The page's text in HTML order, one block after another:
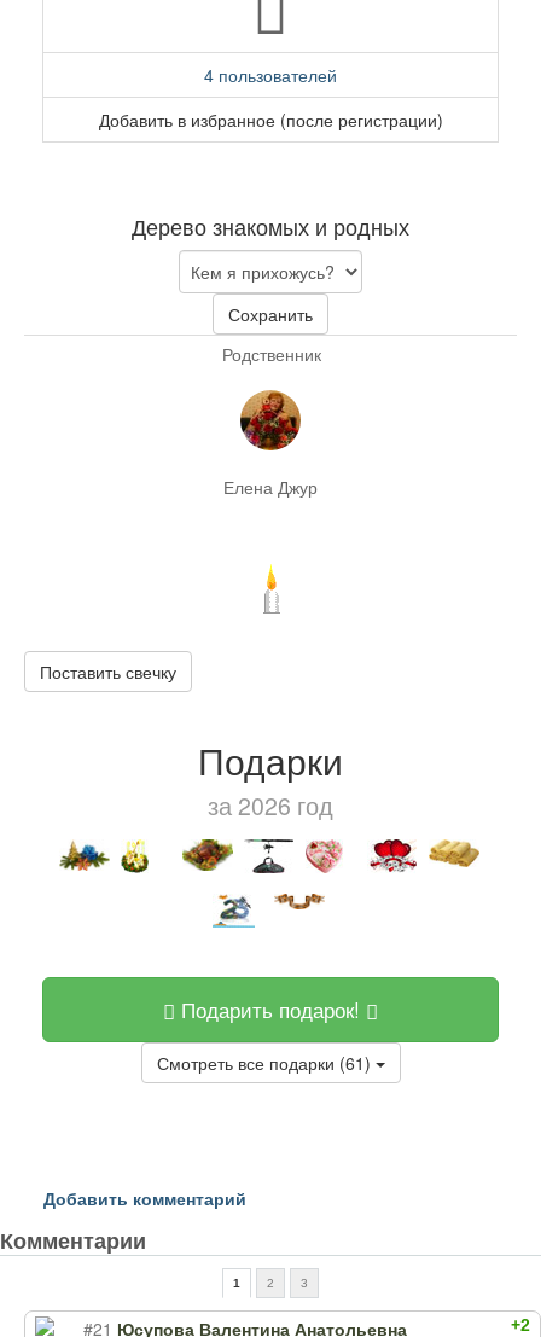
4 пользователей
Добавить в избранное (после регистрации)
Дерево знакомых и родных
Сохранить
Родственник
Елена Джур
Поставить свечку
Подарки
за 2026 год
Подарить подарок!
Смотреть все подарки (61)
Добавить комментарий
Комментарии
1 2 3
+2
#21 Юсупова Валентина Анатольевна